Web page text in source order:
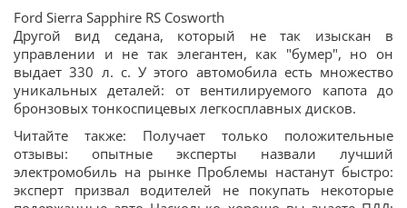
Ford Sierra Sapphire RS Cosworth
Другой вид седана, который не так изыскан в
управлении и не так элегантен, как "бумер", но он
выдает 330 л. с. У этого автомобила есть множество
уникальных деталей: от вентилируемого капота до
бронзовых тонкоспицевых легкосплавных дисков.
Читайте также: Получает только положительные
отзывы: опытные эксперты назвали лучший
электромобиль на рынке Проблемы настанут быстро:
эксперт призвал водителей не покупать некоторые